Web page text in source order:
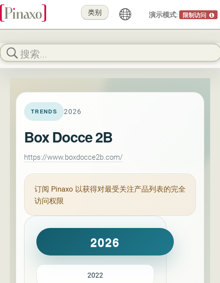
演示模式: 限制访问
类别
TRENDS 2026
Box Docce 2B
https://www.boxdocce2b.com/
订阅 Pinaxo 以获得对最受关注产品列表的完全
访问权限
2026
2022